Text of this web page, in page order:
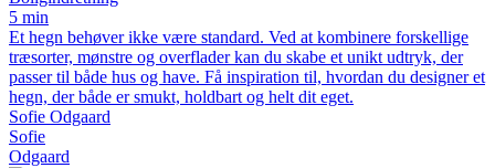
5 min
Et hegn behøver ikke være standard. Ved at kombinere forskellige
træsorter, mønstre og overflader kan du skabe et unikt udtryk, der
passer til både hus og have. Få inspiration til, hvordan du designer et
hegn, der både er smukt, holdbart og helt dit eget.
Sofie Odgaard
Sofie
Odgaard